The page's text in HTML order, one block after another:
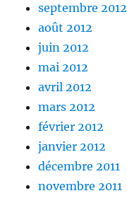
septembre 2012
août 2012
juin 2012
mai 2012
avril 2012
mars 2012
février 2012
janvier 2012
décembre 2011
novembre 2011